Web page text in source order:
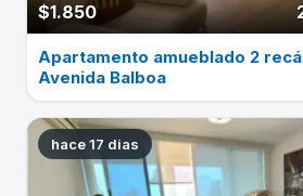
$1.850
Apartamento amueblado 2
Avenida Balboa
hace 17 dias